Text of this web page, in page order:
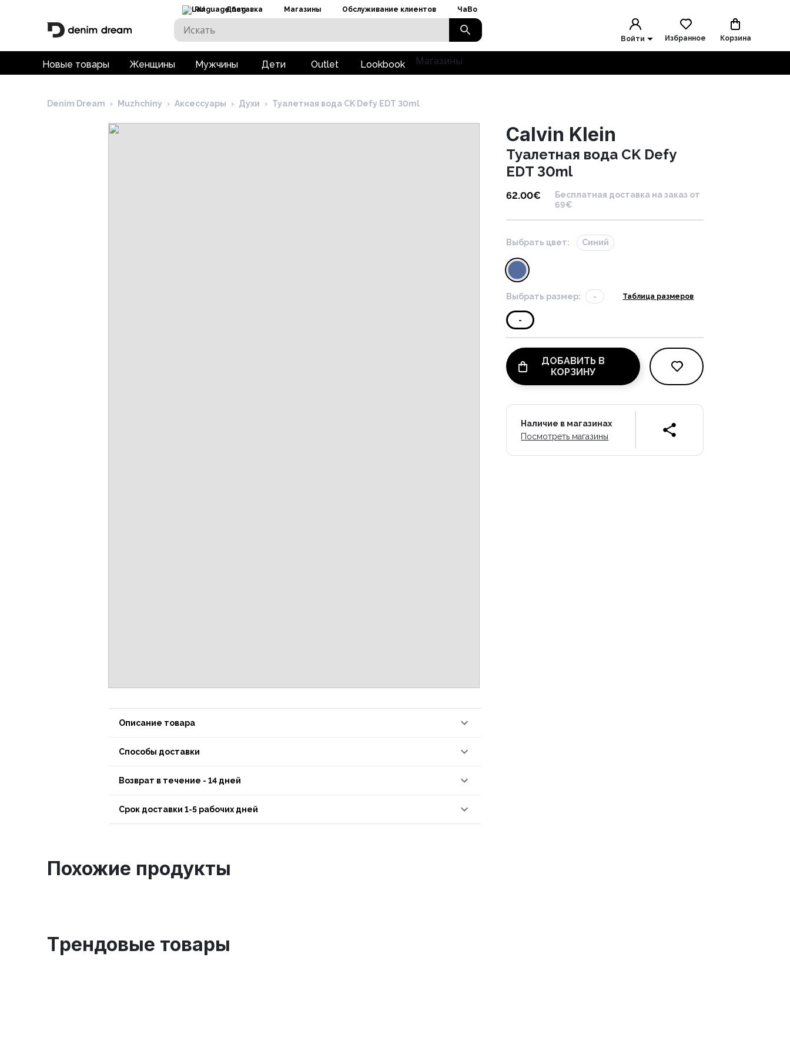
RU Доставка Магазины Обслуживание клиентов ЧаВо
Войти Избранное Корзина
Новые товары Женщины Мужчины Дети Outlet Lookbook Магазины
Denim Dream › Muzhchiny › Аксессуары › Духи › Туалетная вода CK Defy EDT 30ml
Описание товара
Способы доставки
Возврат в течение - 14 дней
Срок доставки 1-5 рабочих дней
Calvin Klein
Туалетная вода CK Defy
EDT 30ml
62.00€
Бесплатная доставка на заказ от
69€
Выбрать цвет: Синий
Выбрать размер: - Таблица размеров
-
ДОБАВИТЬ В
КОРЗИНУ
Наличие в магазинах
Посмотреть магазины
Похожие продукты
Tрендовые товары